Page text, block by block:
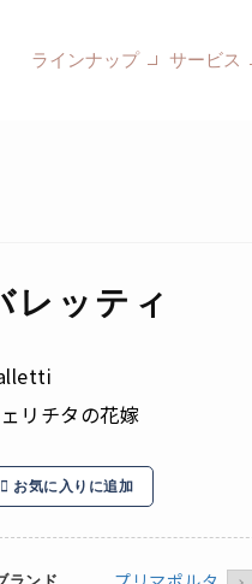
ラインナップ サービス
レッティ
リチタの花嫁
お気に入りに追加
ランド